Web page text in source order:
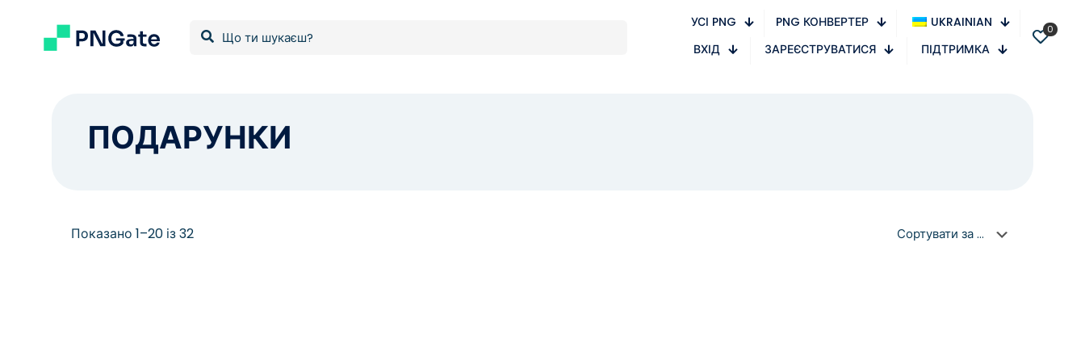
УСІ PNG PNG КОНВЕРТЕР
UKRAINIAN
ВХІД
ЗАРЕЄСТРУВАТИСЯ ПІДТРИМКА
0
ПОДАРУНКИ
Показано 1–20 із 32Відсортовано